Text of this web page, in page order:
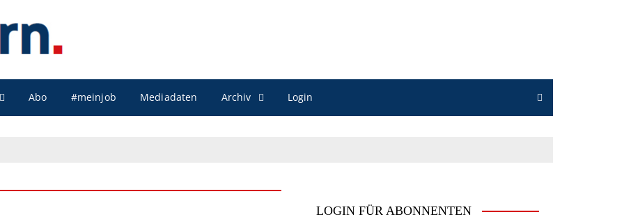
Abo #meinjob Mediadaten Archiv Login
LOGIN FÜR ABONNENTEN